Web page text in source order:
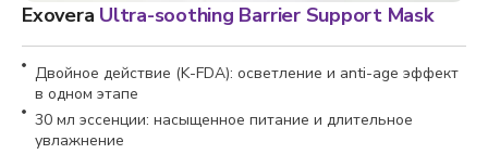
Exovera Ultra-soothing Barrier Support Mask
Двойное действие (K-FDA): осветление и anti-age эффект
в одном этапе
30 мл эссенции: насыщенное питание и длительное
увлажнение